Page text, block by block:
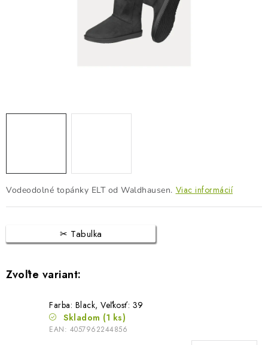
Obchodné podmienky
Dodacie podmienky
Podmienky ochrany osobných údajov
Napíšte nám
Vodeodolné topánky ELT od Waldhausen. Viac informácií
Tabulka
Farba: Black, Veľkosť: 39
Skladom (1 ks)
EAN: 4057962244856